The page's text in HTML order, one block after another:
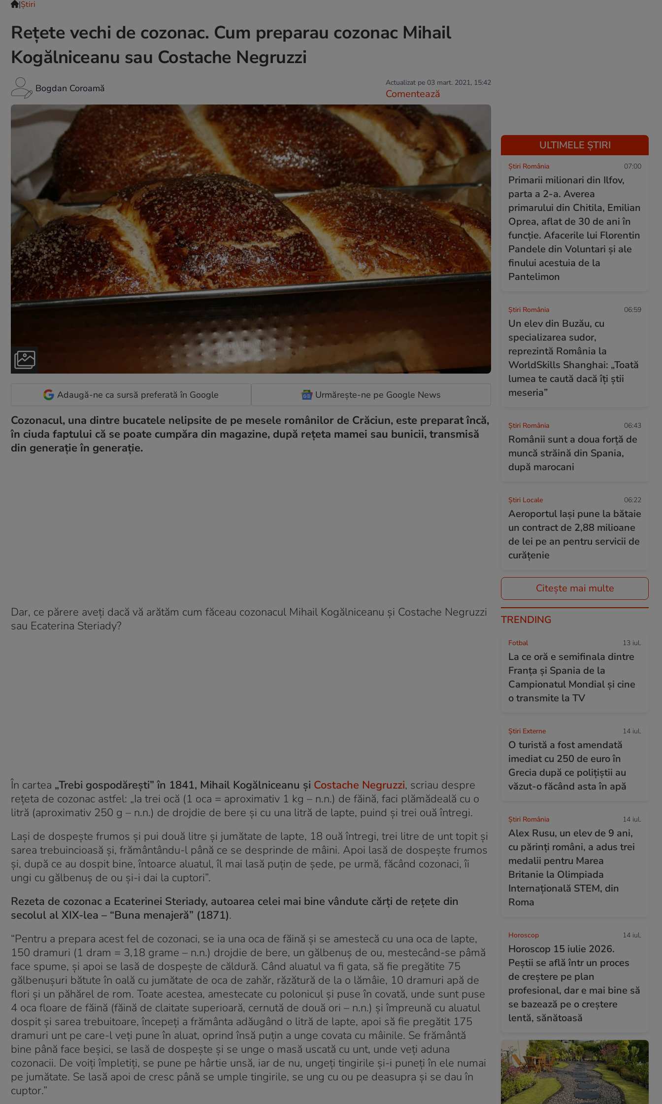
|Ştiri
Rețete vechi de cozonac. Cum preparau cozonac Mihail
Kogălniceanu sau Costache Negruzzi
Bogdan Coroamă Actualizat pe 03 mart. 2021, 15:42
Comentează
Adaugă-ne ca sursă preferată în Google Urmărește-ne pe Google News
Cozonacul, una dintre bucatele nelipsite de pe mesele românilor de Crăciun, este preparat încă,
în ciuda faptului că se poate cumpăra din magazine, după reţeta mamei sau bunicii, transmisă
din generaţie în generaţie.
Dar, ce părere aveţi dacă vă arătăm cum făceau cozonacul Mihail Kogălniceanu şi Costache Negruzzi
sau Ecaterina Steriady?
În cartea „Trebi gospodăreşti” în 1841, Mihail Kogălniceanu şi Costache Negruzzi, scriau despre
reţeta de cozonac astfel: „Ia trei ocă (1 oca = aproximativ 1 kg – n.n.) de făină, faci plămădeală cu o
litră (aproximativ 250 g – n.n.) de drojdie de bere şi cu una litră de lapte, puind şi trei ouă întregi.
Laşi de dospeşte frumos şi pui două litre şi jumătate de lapte, 18 ouă întregi, trei litre de unt topit şi
sarea trebuincioasă şi, frământându-l până ce se desprinde de mâini. Apoi lasă de dospeşte frumos
şi, după ce au dospit bine, întoarce aluatul, îl mai lasă puţin de şede, pe urmă, făcând cozonaci, îi
ungi cu gălbenuş de ou şi-i dai la cuptori”.
Rezeta de cozonac a Ecaterinei Steriady, autoarea celei mai bine vândute cărţi de reţete din
secolul al XIX-lea – “Buna menajeră” (1871).
“Pentru a prepara acest fel de cozonaci, se ia una oca de făină şi se amestecă cu una oca de lapte,
150 dramuri (1 dram = 3,18 grame – n.n.) drojdie de bere, un gălbenuş de ou, mestecând-se pâmă
face spume, şi apoi se lasă de dospeşte de căldură. Când aluatul va fi gata, să fie pregătite 75
gălbenuşuri bătute în oală cu jumătate de oca de zahăr, răzătură de la o lămâie, 10 dramuri apă de
flori şi un păhărel de rom. Toate acestea, amestecate cu polonicul şi puse în covată, unde sunt puse
4 oca floare de făină (făină de claitate superioară, cernută de două ori – n.n.) şi împreună cu aluatul
dospit şi sarea trebuitoare, începeţi a frământa adăugând o litră de lapte, apoi să fie pregătit 175
dramuri unt pe care-l veţi pune în aluat, oprind însă puţin a unge covata cu mâinile. Se frământă
bine până face beşici, se lasă de dospeşte şi se unge o masă uscată cu unt, unde veţi aduna
cozonacii. De voiţi împletiţi, se pune pe hârtie unsă, iar de nu, ungeţi tingirile şi-i puneţi în ele numai
pe jumătate. Se lasă apoi de cresc până se umple tingirile, se ung cu ou pe deasupra şi se dau în
cuptor.”
ULTIMELE ȘTIRI
Știri România 07:00
Primarii milionari din Ilfov,
parta a 2-a. Averea
primarului din Chitila, Emilian
Oprea, aflat de 30 de ani în
funcție. Afacerile lui Florentin
Pandele din Voluntari și ale
finului acestuia de la
Pantelimon
Știri România 06:59
Un elev din Buzău, cu
specializarea sudor,
reprezintă România la
WorldSkills Shanghai: „Toată
lumea te caută dacă îți știi
meseria”
Știri România 06:43
Românii sunt a doua forță de
muncă străină din Spania,
după marocani
Știri Locale 06:22
Aeroportul Iași pune la bătaie
un contract de 2,88 milioane
de lei pe an pentru servicii de
curățenie
Citește mai multe
TRENDING
Fotbal 13 iul.
La ce oră e semifinala dintre
Franța și Spania de la
Campionatul Mondial și cine
o transmite la TV
Știri Externe 14 iul.
O turistă a fost amendată
imediat cu 250 de euro în
Grecia după ce polițiștii au
văzut-o făcând asta în apă
Știri România 14 iul.
Alex Rusu, un elev de 9 ani,
cu părinți români, a adus trei
medalii pentru Marea
Britanie la Olimpiada
Internațională STEM, din
Roma
Horoscop 14 iul.
Horoscop 15 iulie 2026.
Peștii se află într un proces
de creștere pe plan
profesional, dar e mai bine să
se bazează pe o creștere
lentă, sănătoasă